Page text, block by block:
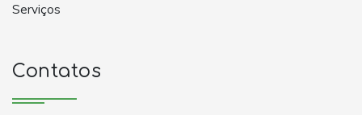
Serviços
Contatos